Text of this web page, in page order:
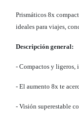
Prismáticos 8x
ideales para viajes,
Descripción general:
- Compactos y ligeros,
- El aumento 8x te
- Visión superestable